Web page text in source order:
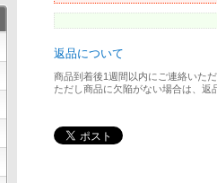
返品について
商品到着後1週間以内にご連絡いた
ただし商品に欠陥がない場合は、